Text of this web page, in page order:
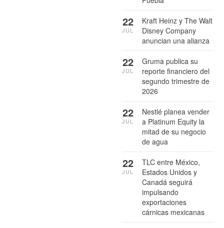
Kraft Heinz y The Walt
Disney Company
anuncian una alianza
22
JUL
Gruma publica su
reporte financiero del
segundo trimestre de
2026
22
JUL
Nestlé planea vender
a Platinum Equity la
mitad de su negocio
de agua
22
JUL
TLC entre México,
Estados Unidos y
Canadá seguirá
impulsando
exportaciones
cárnicas mexicanas
22
JUL